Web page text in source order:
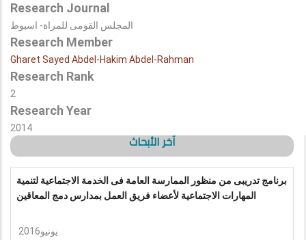
Research Journal
المجلس القومى للمراة- اسيوط
Research Member
Gharet Sayed Abdel-Hakim Abdel-Rahman
Research Rank
2
Research Year
2014
آخر الأبحاث
برنامج تدريبى من منظور الممارسة العامة فى الخدمة الاجتماعية لتنمية
المهارات الاجتماعية لأعضاء فريق العمل بمدارس دمج المعاقين
يونيو2016